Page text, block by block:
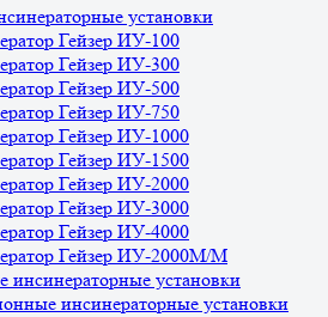
установки
Гейзер ИУ-100
Гейзер ИУ-300
Гейзер ИУ-500
Гейзер ИУ-750
Гейзер ИУ-1000
Гейзер ИУ-1500
Гейзер ИУ-2000
Гейзер ИУ-3000
Гейзер ИУ-4000
Гейзер ИУ-2000М/М
инсинераторные установки
инсинераторные установки